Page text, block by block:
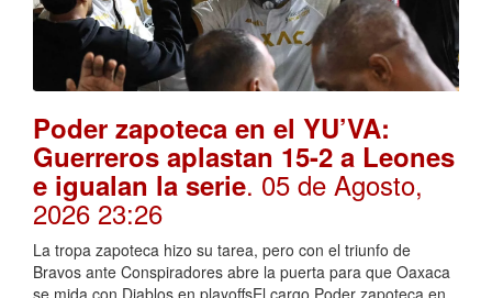
Poder zapoteca en el YU’VA:
Guerreros aplastan 15-2 a Leones
e igualan la serie. 05 de Agosto,
2026 23:26
La tropa zapoteca hizo su tarea, pero con el triunfo de
Bravos ante Conspiradores abre la puerta para que Oaxaca